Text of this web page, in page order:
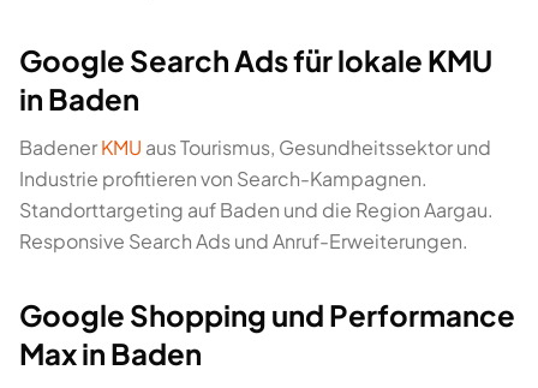
Google Search Ads für lokale KMU
in Baden
BadenerKMU aus Tourismus, Gesundheitssektor und
Industrie profitieren von Search-Kampagnen.
Standorttargeting auf Baden und die Region Aargau.
Responsive Search Ads und Anruf-Erweiterungen.
Google Shopping und Performance
Max in Baden